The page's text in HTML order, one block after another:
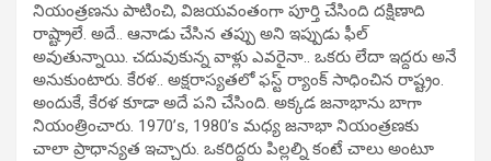
నియంత్రణను పాటించి, విజయవంతంగా పూర్తి చేసింది దక్షిణాది
రాష్ట్రాలే. అదే.. ఆనాడు చేసిన తప్పు అని ఇప్పుడు ఫీల్‌
అవుతున్నాయి. చదువుకున్న వాళ్లు ఎవరైనా.. ఒకరు లేదా ఇద్దరు అనే
అనుకుంటారు. కేరళ.. అక్షరాస్యతలో ఫస్ట్‌ ర్యాంక్‌ సాధించిన రాష్ట్రం.
అందుకే, కేరళ కూడా అదే పని చేసింది. అక్కడ జనాభాను బాగా
నియంత్రించారు. 1970’s, 1980’s మధ్య జనాభా నియంత్రణకు
చాలా ప్రాధాన్యత ఇచ్చారు. ఒకరిద్దరు పిల్లల్ని కంటే చాలు అంటూ